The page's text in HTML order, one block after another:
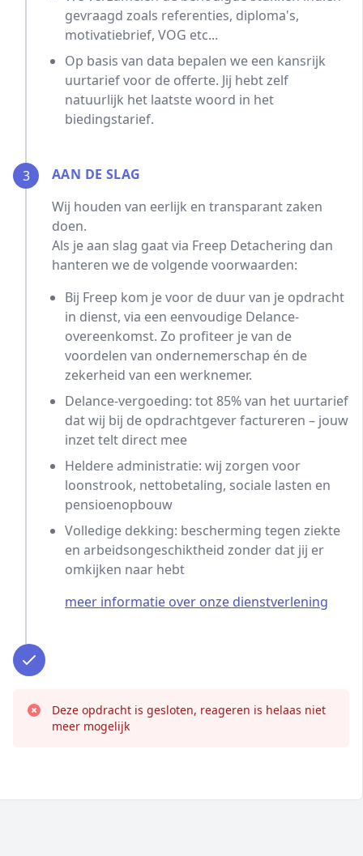
gevraagd zoals referenties, diploma's,
motivatiebrief, VOG etc...
Op basis van data bepalen we een kansrijk
uurtarief voor de offerte. Jij hebt zelf
natuurlijk het laatste woord in het
biedingstarief.
3
AAN DE SLAG
Wij houden van eerlijk en transparant zaken
doen.
Als je aan slag gaat via Freep Detachering dan
hanteren we de volgende voorwaarden:
Bij Freep kom je voor de duur van je opdracht
in dienst, via een eenvoudige Delance-
overeenkomst. Zo profiteer je van de
voordelen van ondernemerschap én de
zekerheid van een werknemer.
Delance-vergoeding: tot 85% van het uurtarief
dat wij bij de opdrachtgever factureren – jouw
inzet telt direct mee
Heldere administratie: wij zorgen voor
loonstrook, nettobetaling, sociale lasten en
pensioenopbouw
Volledige dekking: bescherming tegen ziekte
en arbeidsongeschiktheid zonder dat jij er
omkijken naar hebt
meer informatie over onze dienstverlening
Deze opdracht is gesloten, reageren is helaas niet
meer mogelijk